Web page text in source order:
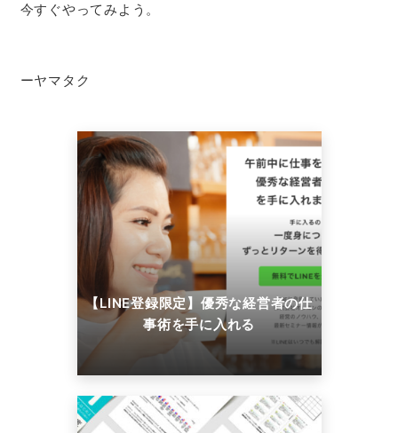
今すぐやってみよう。
ーヤマタク
【LINE登録限定】優秀な経営者の仕
事術を手に入れる